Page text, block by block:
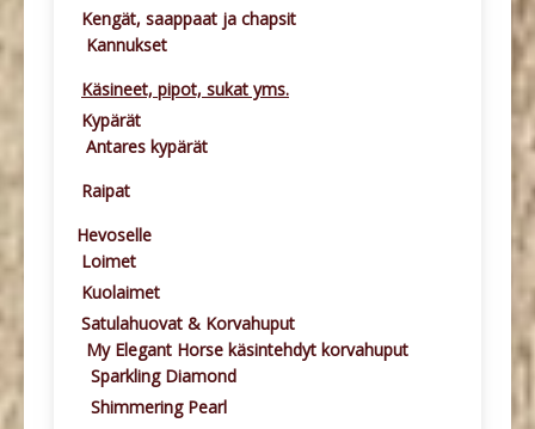
Kengät, saappaat ja chapsit
Kannukset
Käsineet, pipot, sukat yms.
Kypärät
Antares kypärät
Raipat
Hevoselle
Loimet
Kuolaimet
Satulahuovat & Korvahuput
My Elegant Horse käsintehdyt korvahuput
Sparkling Diamond
Shimmering Pearl